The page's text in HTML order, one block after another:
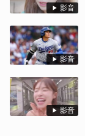
影音
影音
影音